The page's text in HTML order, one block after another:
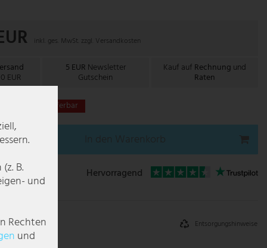
inkl. ges. MwSt. zzgl. Versandkosten
EUR
5 EUR Newsletter
Gutschein
Kauf auf Rechnung und
Raten
nicht lieferbar
In den Warenkorb
Hervorragend
Entsorgungshinweise
B.
und
Rechten
und